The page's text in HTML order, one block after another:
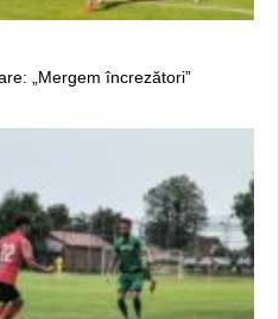
„Mergem încrezători”